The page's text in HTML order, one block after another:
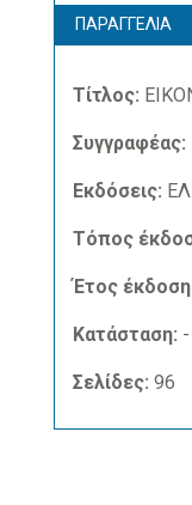
ΠΑΡΑΓΓΕΛΙΑ
Τίτλος:
Συγγραφέας:
Εκδόσεις:
Τόπος
Έτος
Κατάσταση: -
Σελίδες: 96